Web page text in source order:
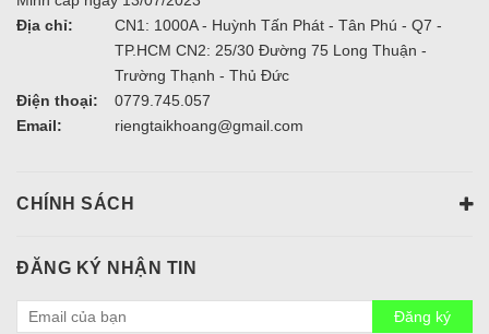
Địa chỉ:
CN1: 1000A - Huỳnh Tấn Phát - Tân Phú - Q7 -
TP.HCM CN2: 25/30 Đường 75 Long Thuận -
Trường Thạnh - Thủ Đức
Điện thoại:
0779.745.057
Email:
riengtaikhoang@gmail.com
CHÍNH SÁCH
ĐĂNG KÝ NHẬN TIN
Đăng ký